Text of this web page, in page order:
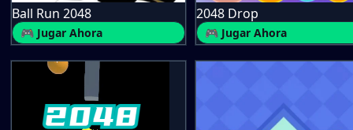
Ball Run 2048
🎮 Jugar Ahora
2048 Drop
🎮 Jugar Ahora